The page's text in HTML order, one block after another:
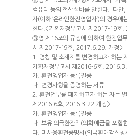
컴퓨터 등의 전산설비를 말한다. 다만,
자(이하 ‘온라인환전영업자’)의 경우
한다.<기획재정부고시 제2017-19호
③영 제16조의 규정에 의하여 환전업
시 제2017-19호, 2017.6.29. 개정>
1. 명칭 및 소재지를 변경하고자 하는
기획재정부고시 제2016-6호,
가. 환전영업자 등록필증
나. 변경사항을 증명하는 서류
2. 환전업무를 폐지하고자 하는 자는
제2016-6호, 2016.3.22 개정>
가. 환전영업자 등록필증
나. 보유 외국환잔액(외화예금을 포함
다. 미사용환전증명서(외국환매각신